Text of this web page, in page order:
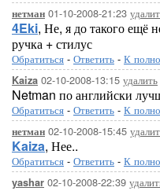
нетман 01-10-2008-21:23
4Eki, Не, я до такого ещё
ручка + стилус
Обратиться - Ответить - К
Kaiza 02-10-2008-13:15 удалить
Netman по английски
Обратиться - Ответить - К
нетман 02-10-2008-15:45
Kaiza, Нее..
Обратиться - Ответить - К
yashar 02-10-2008-22:39